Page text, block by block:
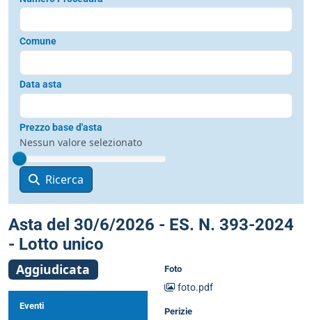
Comune
Data asta
Prezzo base d'asta
Nessun valore selezionato
Ricerca
Asta del 30/6/2026 - ES. N. 393-2024
- Lotto unico
Aggiudicata
Eventi
Foto
foto.pdf
Perizie